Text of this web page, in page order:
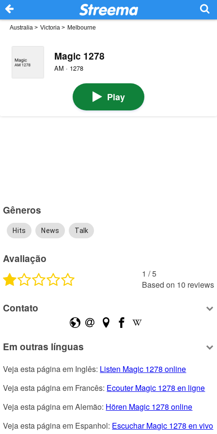
Australia > Victoria > Melbourne
Magic 1278
AM · 1278
Play
Gêneros
Hits News Talk
Avaliação
1 /5
Based on 10 reviews
Contato
Em outras línguas
Veja esta página em Inglês: Listen Magic 1278 online
Veja esta página em Francês: Ecouter Magic 1278 en ligne
Veja esta página em Alemão: Hören Magic 1278 online
Veja esta página em Espanhol: Escuchar Magic 1278 en vivo